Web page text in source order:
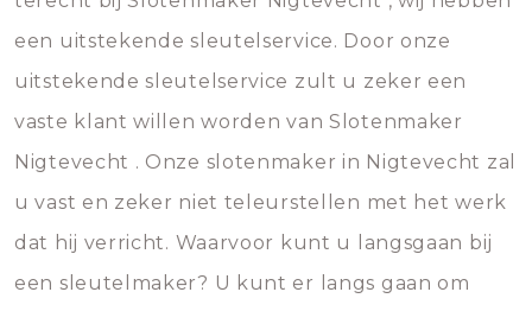
een uitstekende sleutelservice. Door onze
uitstekende sleutelservice zult u zeker een
vaste klant willen worden van Slotenmaker
Nigtevecht . Onze slotenmaker in Nigtevecht zal
u vast en zeker niet teleurstellen met het werk
dat hij verricht. Waarvoor kunt u langsgaan bij
een sleutelmaker? U kunt er langs gaan om